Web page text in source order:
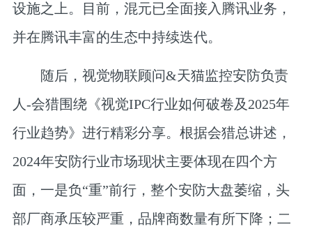
设施之上。目前，混元已全面接入腾讯业务，
并在腾讯丰富的生态中持续迭代。
随后， 视觉物联顾问&天猫监控安防负责
人-会猎围绕《视觉IPC行业如何破卷及2025年
行业趋势》 进行精彩分享。根据会猎总讲述，
2024年安防行业市场现状主要体现在四个方
面，一是负“重”前行，整个安防大盘萎缩，头
部厂商承压较严重，品牌商数量有所下降；二